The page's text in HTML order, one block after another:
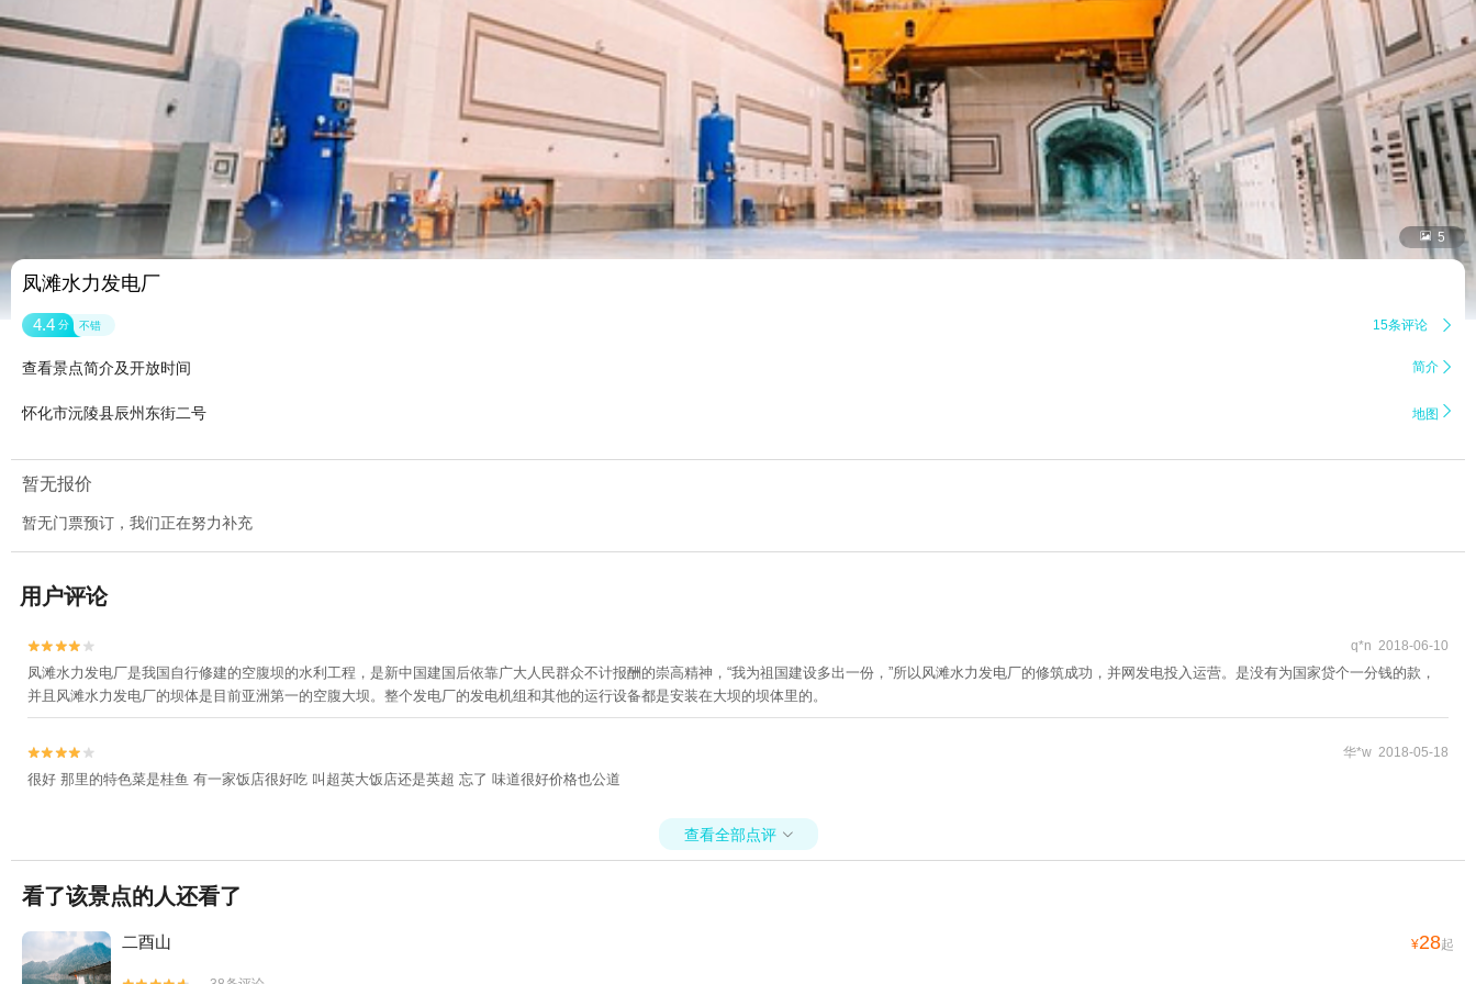
 5
凤滩水力发电厂
4.4 分 不错 15条评论 
查看景点简介及开放时间 简介 
怀化市沅陵县辰州东街二号 地图 
暂无报价
暂无门票预订，我们正在努力补充
用户评论

 q*n 2018-06-10
凤滩水力发电厂是我国自行修建的空腹坝的水利工程，是新中国建国后依靠广大人民群众不计报酬的崇高精神，“我为祖国建设多出一份，”所以风滩水力发电厂的修筑成功，并网发电投入运营。是没有为国家贷个一分钱的款，
并且风滩水力发电厂的坝体是目前亚洲第一的空腹大坝。整个发电厂的发电机组和其他的运行设备都是安装在大坝的坝体里的。

 华*w 2018-05-18
很好 那里的特色菜是桂鱼 有一家饭店很好吃 叫超英大饭店还是英超 忘了 味道很好价格也公道
查看全部点评 
看了该景点的人还看了
二酉山 ¥28起